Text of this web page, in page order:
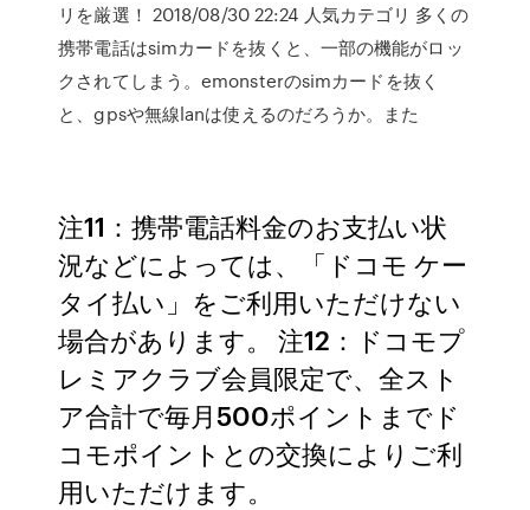
リを厳選！ 2018/08/30 22:24 人気カテゴリ 多くの
携帯電話はsimカードを抜くと、一部の機能がロッ
クされてしまう。emonsterのsimカードを抜く
と、gpsや無線lanは使えるのだろうか。また
注11：携帯電話料金のお支払い状
況などによっては、「ドコモ ケー
タイ払い」をご利用いただけない
場合があります。 注12：ドコモプ
レミアクラブ会員限定で、全スト
ア合計で毎月500ポイントまでド
コモポイントとの交換によりご利
用いただけます。